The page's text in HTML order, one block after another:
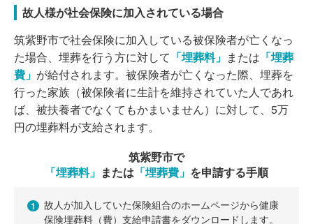
故人様が社会保険に加入されている場合
筑紫野市で社会保険に加入している被保険者が亡くなっ
た場合、埋葬を行う方に対して 「埋葬料」 または 「埋葬
費」 が給付されます。被保険者が亡くなった際、埋葬を
行った家族（被保険者に生計を維持されていた人であれ
ば、被扶養者でなくてもかまいません）に対して、5万
円の埋葬料が支給されます。
筑紫野市で
「埋葬料」 または 「埋葬費」 を申請する手順
1
故人が加入していた保険組合のホームページから健康
保険埋葬料（費）支給申請書をダウンロードします。